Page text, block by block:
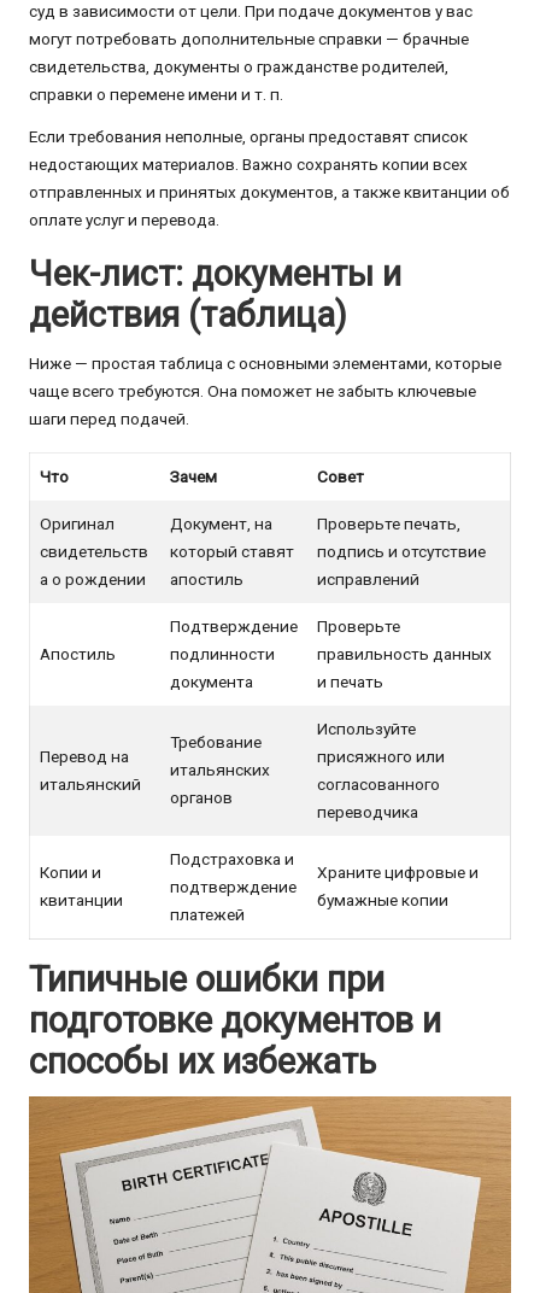
суд в зависимости от цели. При подаче документов у вас
могут потребовать дополнительные справки — брачные
свидетельства, документы о гражданстве родителей,
справки о перемене имени и т. п.
Если требования неполные, органы предоставят список
недостающих материалов. Важно сохранять копии всех
отправленных и принятых документов, а также квитанции об
оплате услуг и перевода.
Чек-лист: документы и
действия (таблица)
Ниже — простая таблица с основными элементами, которые
чаще всего требуются. Она поможет не забыть ключевые
шаги перед подачей.
Что Зачем Совет
Оригинал
свидетельств
а о рождении
Документ, на
который ставят
апостиль
Проверьте печать,
подпись и отсутствие
исправлений
Апостиль
Подтверждение
подлинности
документа
Проверьте
правильность данных
и печать
Перевод на
итальянский
Требование
итальянских
органов
Используйте
присяжного или
согласованного
переводчика
Копии и
квитанции
Подстраховка и
подтверждение
платежей
Храните цифровые и
бумажные копии
Типичные ошибки при
подготовке документов и
способы их избежать